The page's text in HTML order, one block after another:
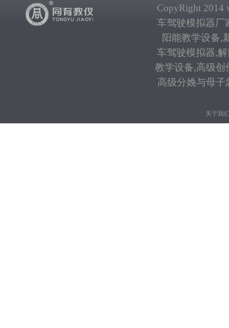
CopyRight 2014
车驾驶模拟器厂
阳能教学设备,
车驾驶模拟器,
教学设备,高级创
高级分娩与母子
关于我